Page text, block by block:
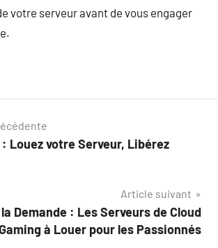
votre serveur avant de vous engager
: Louez votre Serveur, Libérez
Article suivant
Demande : Les Serveurs de Cloud
à Louer pour les Passionnés